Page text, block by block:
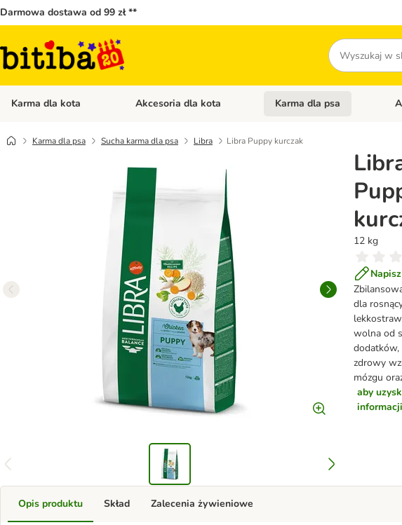
Darmowa dostawa od 99 zł **
Szukaj
Karma dla kota Otwórz menu kategorii: Karma dla kota
Akcesoria dla kota Otwórz menu kategorii:
Karma dla psa
Karma dla psa Sucha karma dla psa Libra Libra Puppy kurczak
12 kg
dla
wolna od
dodatków,
zdrowy
mózgu
aby
Opis produktu Skład Zalecenia żywieniowe